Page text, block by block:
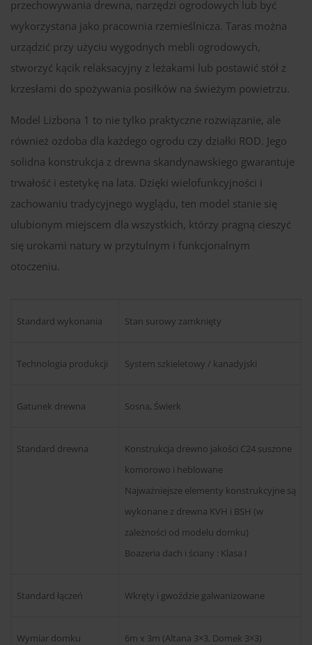
przechowywania drewna, narzędzi ogrodowych lub być
wykorzystana jako pracownia rzemieślnicza. Taras można
urządzić przy użyciu wygodnych mebli ogrodowych,
stworzyć kącik relaksacyjny z leżakami lub postawić stół z
krzesłami do spożywania posiłków na świeżym powietrzu.
Model Lizbona 1 to nie tylko praktyczne rozwiązanie, ale
również ozdoba dla każdego ogrodu czy działki ROD. Jego
solidna konstrukcja z drewna skandynawskiego gwarantuje
trwałość i estetykę na lata. Dzięki wielofunkcyjności i
zachowaniu tradycyjnego wyglądu, ten model stanie się
ulubionym miejscem dla wszystkich, którzy pragną cieszyć
się urokami natury w przytulnym i funkcjonalnym
otoczeniu.
Standard wykonania Stan surowy zamknięty
Technologia produkcji System szkieletowy / kanadyjski
Gatunek drewna Sosna, Świerk
Standard drewna
Konstrukcja drewno jakości C24 suszone
komorowo i heblowane
Najważniejsze elementy konstrukcyjne są
wykonane z drewna KVH i BSH (w
zależności od modelu domku)
Boazeria dach i ściany : Klasa I
Standard łączeń Wkręty i gwoździe galwanizowane
Wymiar domku 6m x 3m (Altana 3×3, Domek 3×3)